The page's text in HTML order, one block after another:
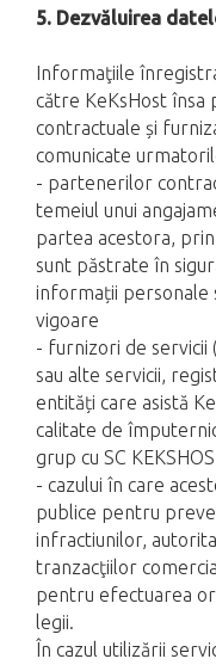
5. Dezvăluirea
Informaţiile
către KeKsHost
contractuale și
comunicate
- partenerilor
temeiul unui
partea acestora,
sunt păstrate în
informații personale
vigoare
- furnizori de servicii
sau alte servicii,
entități care asistă
calitate de
grup cu SC
- cazului în care
publice pentru
infractiunilor,
tranzacţiilor
pentru efectuarea
legii.
În cazul utilizării